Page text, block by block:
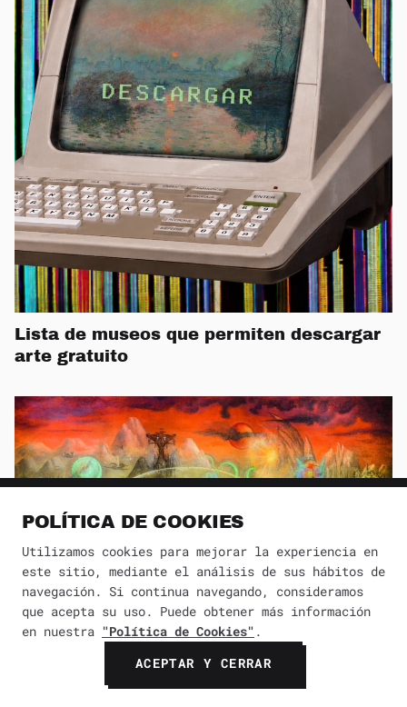
Lista de museos que permiten descargar
arte gratuito
Las técnicas que utilizaban los
surrealistas para inspirarse
POLÍTICA DE COOKIES
Utilizamos cookies para mejorar la experiencia en
este sitio, mediante el análisis de sus hábitos de
navegación. Si continua navegando, consideramos
que acepta su uso. Puede obtener más información
en nuestra "Política de Cookies" .
ACEPTAR Y CERRAR